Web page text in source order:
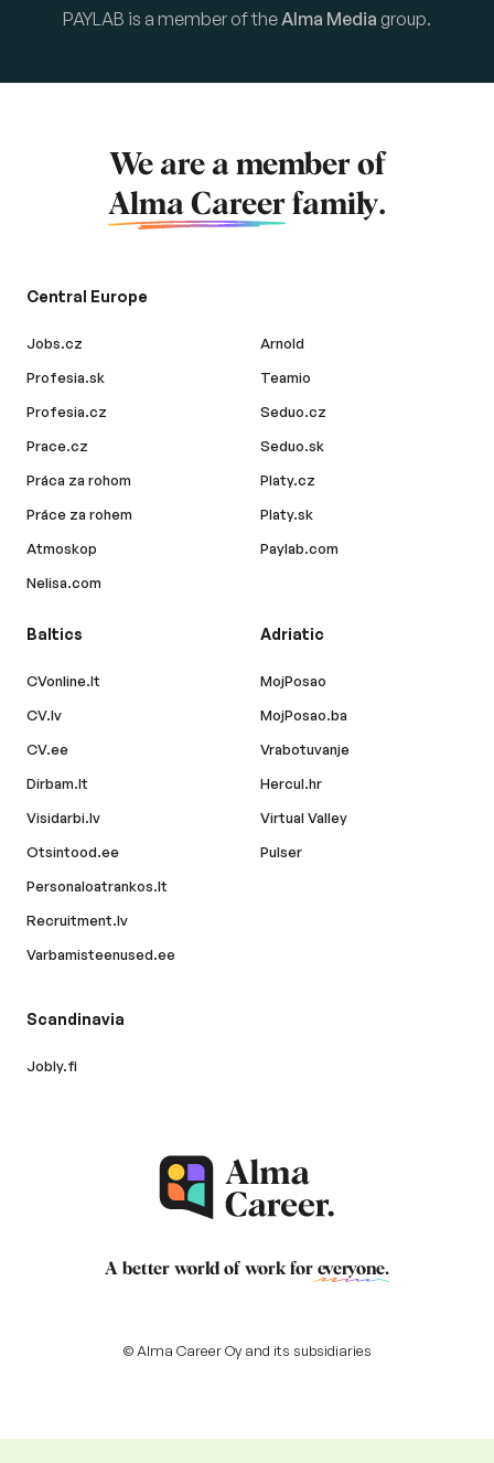
PAYLAB is a member of theAlma Media group.
We are a member of
Alma Career family.
Central Europe
Jobs.cz
Profesia.sk
Profesia.cz
Prace.cz
Práca za rohom
Práce za rohem
Atmoskop
Nelisa.com
Arnold
Teamio
Seduo.cz
Seduo.sk
Platy.cz
Platy.sk
Paylab.com
Baltics
CVonline.lt
CV.lv
CV.ee
Dirbam.lt
Visidarbi.lv
Otsintood.ee
Personaloatrankos.lt
Recruitment.lv
Varbamisteenused.ee
Adriatic
MojPosao
MojPosao.ba
Vrabotuvanje
Hercul.hr
Virtual Valley
Pulser
Scandinavia
Jobly.fi
A better world of work for everyone.
© Alma Career Oy and its subsidiaries